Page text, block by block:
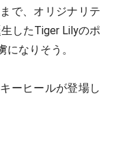
で、オリジナリテ
したTiger Lilyのポ
なりそう。
ーヒールが登場し